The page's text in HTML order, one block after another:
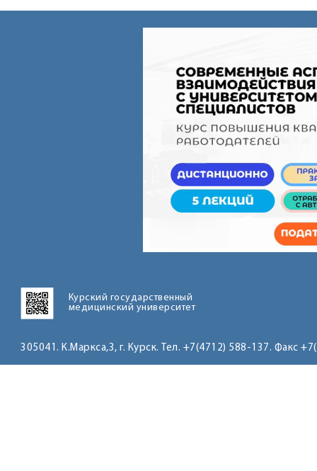
Курский государственный
медицинский университет
305041. К.Маркса,3, г. Курск. Тел. +7(4712) 588-137. Факс